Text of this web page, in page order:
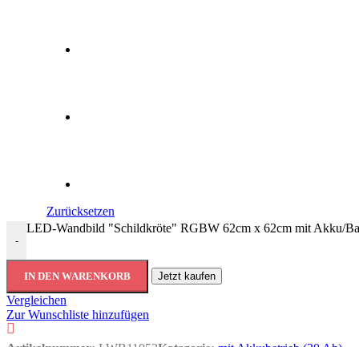
Zurücksetzen
-
LED-Wandbild "Schildkröte" RGBW 62cm x 62cm mit Akku/
IN DEN WARENKORB Jetzt kaufen
Vergleichen
Zur Wunschliste hinzufügen